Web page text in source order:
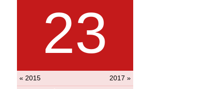
23
« 2015
2017 »